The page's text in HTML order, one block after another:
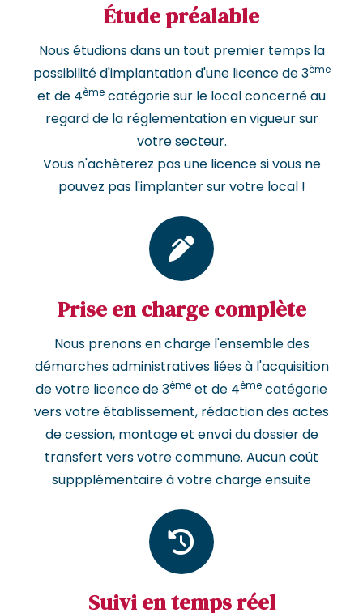
Étude préalable
Nous étudions dans un tout premier temps la
possibilité d'implantation d'une licence de 3ème
et de 4ème catégorie sur le local concerné au
regard de la réglementation en vigueur sur
votre secteur.
Vous n'achèterez pas une licence si vous ne
pouvez pas l'implanter sur votre local !
Prise en charge complète
Nous prenons en charge l'ensemble des
démarches administratives liées à l'acquisition
de votre licence de 3ème et de 4ème catégorie
vers votre établissement, rédaction des actes
de cession, montage et envoi du dossier de
transfert vers votre commune. Aucun coût
suppplémentaire à votre charge ensuite
Suivi en temps réel